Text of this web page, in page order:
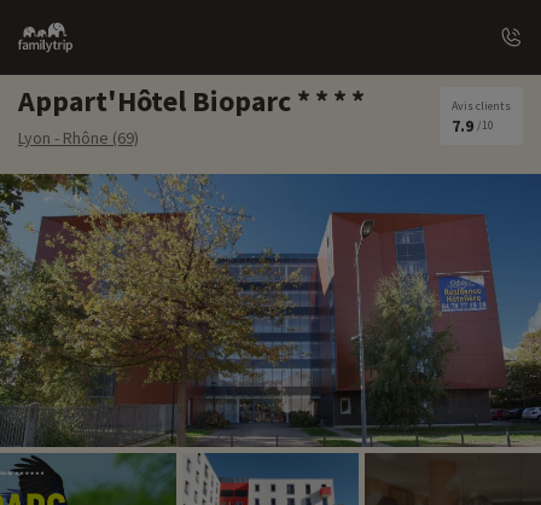
Family
trip
Appart'Hôtel Bioparc
Lyon - Rhône (69)
Avis clients
7.9 /10